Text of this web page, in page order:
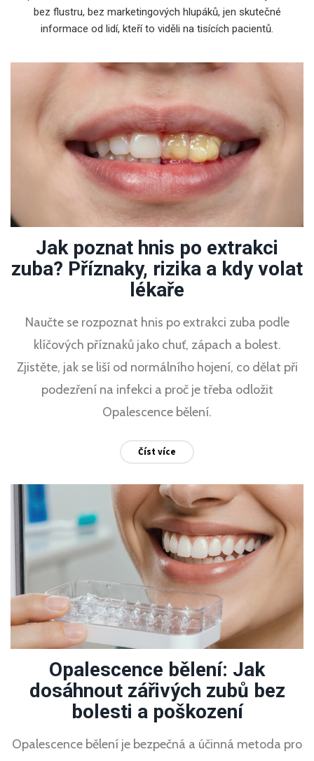
bez flustru, bez marketingových hlupáků, jen skutečné
informace od lidí, kteří to viděli na tisících pacientů.
Jak poznat hnis po extrakci
zuba? Příznaky, rizika a kdy volat
lékaře
Naučte se rozpoznat hnis po extrakci zuba podle
klíčových příznaků jako chuť, zápach a bolest.
Zjistěte, jak se liší od normálního hojení, co dělat při
podezření na infekci a proč je třeba odložit
Opalescence bělení.
Číst více
Opalescence bělení: Jak
dosáhnout zářivých zubů bez
bolesti a poškození
Opalescence bělení je bezpečná a účinná metoda pro